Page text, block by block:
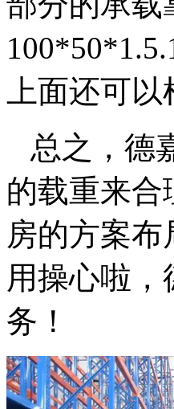
上面还可
总之，德
的载重来
房的方案
用操心啦
务！